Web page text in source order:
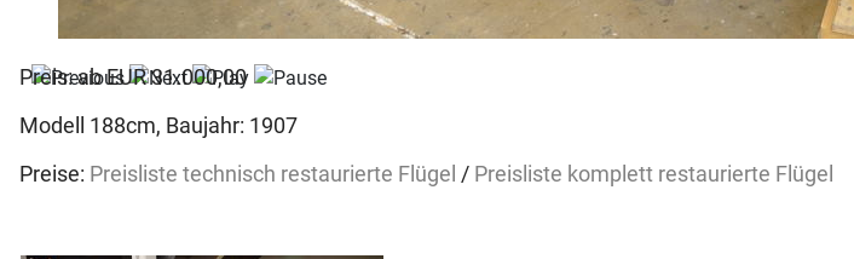
Preis: ab EUR 31.000,00
Modell 188cm, Baujahr: 1907
Preise: Preisliste technisch restaurierte Flügel / Preisliste komplett restaurierte Flügel